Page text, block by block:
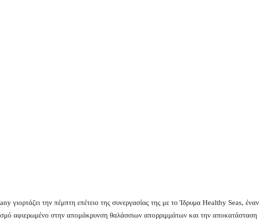
γιορτάζει την πέμπτη επέτειο της συνεργασίας της με το Ίδρυμα Healthy Seas, έναν
αφιερωμένο στην απομάκρυνση θαλάσσιων απορριμμάτων και την αποκατάσταση